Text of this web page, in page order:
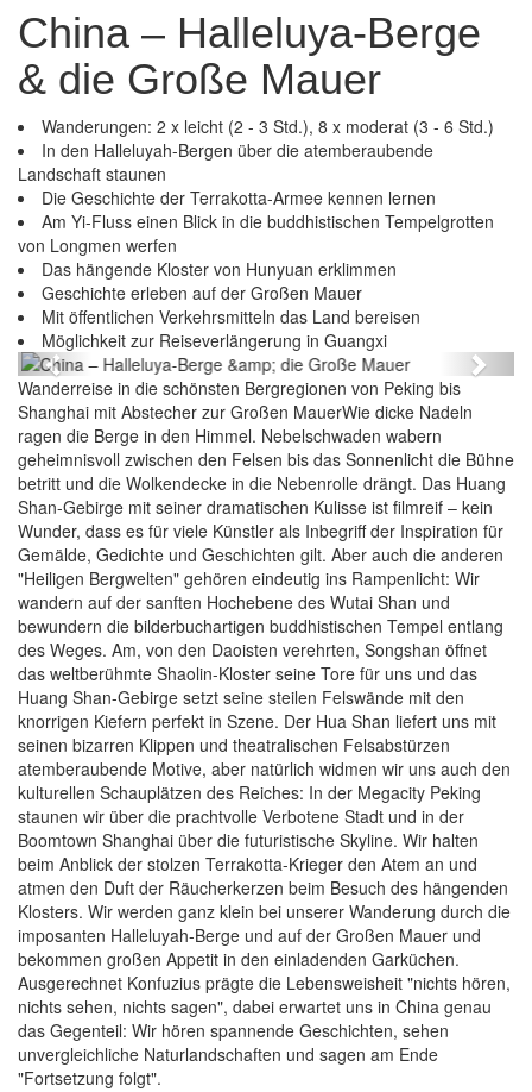
China – Halleluya-Berge
& die Große Mauer
Wanderungen: 2 x leicht (2 - 3 Std.), 8 x moderat (3 - 6 Std.)
In den Halleluyah-Bergen über die atemberaubende
Landschaft staunen
Die Geschichte der Terrakotta-Armee kennen lernen
Am Yi-Fluss einen Blick in die buddhistischen Tempelgrotten
von Longmen werfen
Das hängende Kloster von Hunyuan erklimmen
Geschichte erleben auf der Großen Mauer
Mit öffentlichen Verkehrsmitteln das Land bereisen
Möglichkeit zur Reiseverlängerung in Guangxi
China – Halleluya-Berge & die Große Mauer
Previous Next
Wanderreise in die schönsten Bergregionen von Peking bis
Shanghai mit Abstecher zur Großen MauerWie dicke Nadeln
ragen die Berge in den Himmel. Nebelschwaden wabern
geheimnisvoll zwischen den Felsen bis das Sonnenlicht die Bühne
betritt und die Wolkendecke in die Nebenrolle drängt. Das Huang
Shan-Gebirge mit seiner dramatischen Kulisse ist filmreif – kein
Wunder, dass es für viele Künstler als Inbegriff der Inspiration für
Gemälde, Gedichte und Geschichten gilt. Aber auch die anderen
"Heiligen Bergwelten" gehören eindeutig ins Rampenlicht: Wir
wandern auf der sanften Hochebene des Wutai Shan und
bewundern die bilderbuchartigen buddhistischen Tempel entlang
des Weges. Am, von den Daoisten verehrten, Songshan öffnet
das weltberühmte Shaolin-Kloster seine Tore für uns und das
Huang Shan-Gebirge setzt seine steilen Felswände mit den
knorrigen Kiefern perfekt in Szene. Der Hua Shan liefert uns mit
seinen bizarren Klippen und theatralischen Felsabstürzen
atemberaubende Motive, aber natürlich widmen wir uns auch den
kulturellen Schauplätzen des Reiches: In der Megacity Peking
staunen wir über die prachtvolle Verbotene Stadt und in der
Boomtown Shanghai über die futuristische Skyline. Wir halten
beim Anblick der stolzen Terrakotta-Krieger den Atem an und
atmen den Duft der Räucherkerzen beim Besuch des hängenden
Klosters. Wir werden ganz klein bei unserer Wanderung durch die
imposanten Halleluyah-Berge und auf der Großen Mauer und
bekommen großen Appetit in den einladenden Garküchen.
Ausgerechnet Konfuzius prägte die Lebensweisheit "nichts hören,
nichts sehen, nichts sagen", dabei erwartet uns in China genau
das Gegenteil: Wir hören spannende Geschichten, sehen
unvergleichliche Naturlandschaften und sagen am Ende
"Fortsetzung folgt".